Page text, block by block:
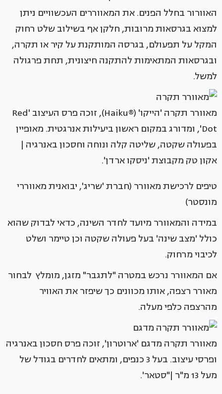
האוורור בחלל הפנים. את המאווררים העכשוויים ניתן
למצוא בגרסאות מרובות, חלקן אף בשילוב שלט רחוק
המקל על תפעולם, בגרסה המותקנת על קיר או תקרה,
ובגרסאות המתאימות להתקנה חיצונית, תחת פרגולה
למשל.
מאוורר תקרה 'הייקו' (®Haiku), זוכה פרס העיצוב 'Red
Dot', ומדורג במקום ראשון ביעילות אנרגטית. מאופיין
בפעולה שקטה, שליטה קלה ונוחה וחסכון באנרגיה |
אקון טק מקבוצת 'ניסקו ארדן'.
טיפים לרכישת מאוורר (חברת 'שריג', יבואנית מאווררי
מונסטר)
במידה והמאוורר מיועד לחדר השינה, כדאי לבדוק שהוא
כולל 'מצב שינה' בעל פעולה שקטה וכן טיימר ושלט
לכיבוי מרחוק.
אם המאוורר נרכש במטרה "לתגבר" מזגן, מומלץ לבחור
מאורר רצפה, אותו מכוונים כך שיפזר את האוויר
מהרצפה כלפי מעלה.
מאוורר תקרה מדגם 'ארוטרון', זוכה פרס חסכון באנרגיה
ופרסי עיצוב. בעל 3 כנפים, ומתאים לחדרים בגודל של
מעל 13 מ"ר |"סטאר'.